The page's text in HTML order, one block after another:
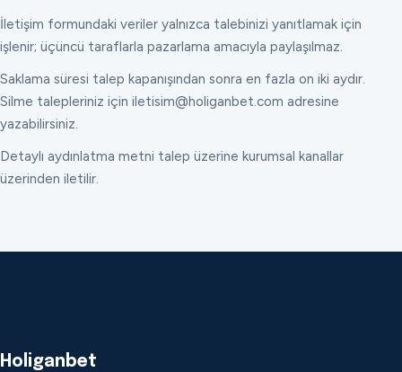
İletişim formundaki veriler yalnızca talebinizi yanıtlamak için
işlenir; üçüncü taraflarla pazarlama amacıyla paylaşılmaz.
Saklama süresi talep kapanışından sonra en fazla on iki aydır.
Silme talepleriniz için iletisim@holiganbet.com adresine
yazabilirsiniz.
Detaylı aydınlatma metni talep üzerine kurumsal kanallar
üzerinden iletilir.
Holiganbet